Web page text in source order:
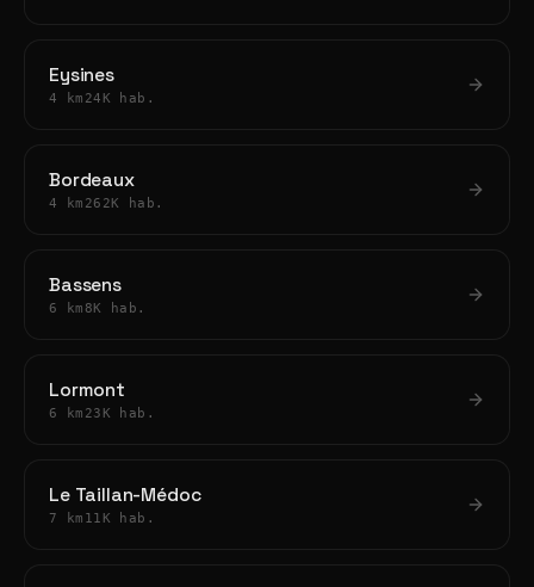
Eysines
4 km 24K hab.
Bordeaux
4 km 262K hab.
Bassens
6 km 8K hab.
Lormont
6 km 23K hab.
Le Taillan-Médoc
7 km 11K hab.